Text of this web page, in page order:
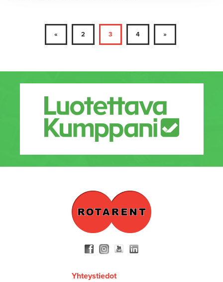
« 2 3 4 »
Yhteystiedot